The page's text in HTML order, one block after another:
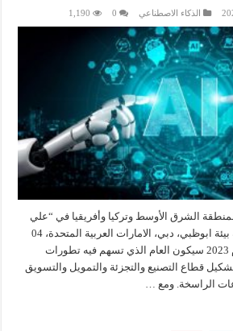
الذكاء الاصطناعي 0
1,190
لمنطقة الشرق الأوسط وتركيا وأفريقيا في “علي
بابا كلاود إنتليجنس”. شبكة بيئة ابوظبي، دبي، الامارات العربية المتحدة، 04
ابريل 2023 لا شك بأن عام 2023 سيكون العام الذي تسهم فيه تطورات
قطاع التصنيع والتجزئة والتمويل والتسويق
الراسخة. ومع …